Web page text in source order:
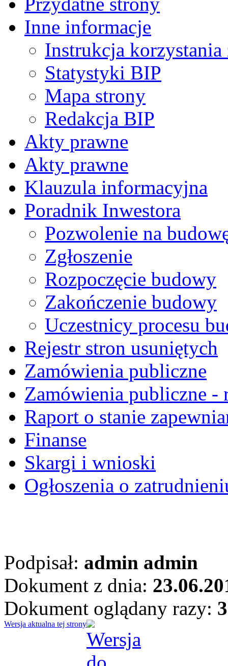
Inne informacje
Instrukcja korzystania
Statystyki BIP
Mapa strony
Redakcja BIP
Akty prawne
Akty prawne
Klauzula informacyjna
Poradnik Inwestora
Pozwolenie na
Zgłoszenie
Rozpoczęcie budowy
Zakończenie budowy
Uczestnicy procesu
Rejestr stron usuniętych
Zamówienia publiczne
Zamówienia publiczne -
Raport o stanie
Finanse
Skargi i wnioski
Ogłoszenia o
Podpisał: admin admin
Dokument z dnia:
Dokument oglądany razy:
Wersja aktualna tej strony